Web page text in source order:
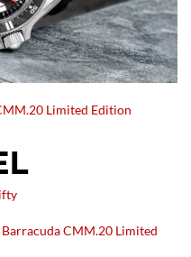
Limited Edition
CMM.20 Limited